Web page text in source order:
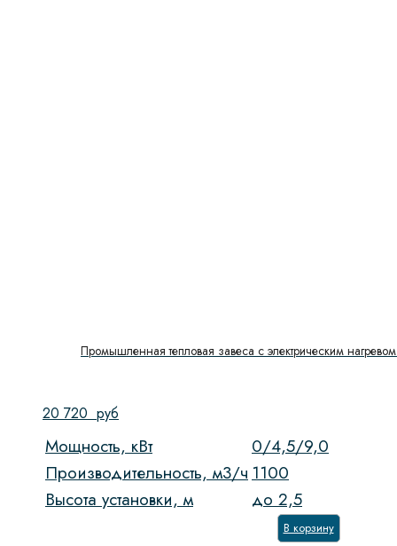
Промышленная тепловая завеса с электрическим
20 720 руб
Мощность, кВт
0/4,5/9,0
Производительность, м3/ч 1100
Высота установки, м
до 2,5
В корзину